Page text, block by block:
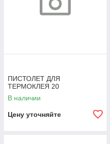
ПИСТОЛЕТ ДЛЯ
ТЕРМОКЛЕЯ 20
В наличии
Цену уточняйте